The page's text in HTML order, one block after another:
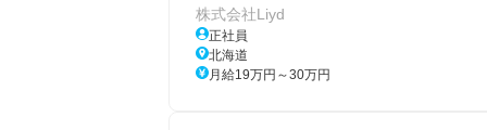
株式会社Liyd
正社員
北海道
月給19万円～30万円